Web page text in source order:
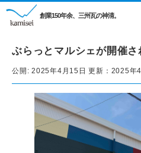
創業150年余、三州瓦の神清。
ぶらっとマルシェが開催さ
公開: 2025年4月15日 更新： 2025年